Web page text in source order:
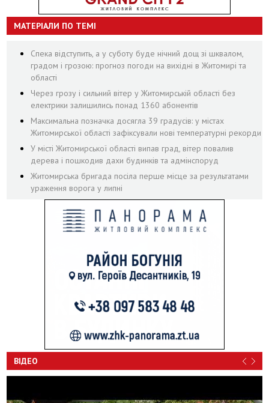
МАТЕРІАЛИ ПО ТЕМІ
Спека відступить, а у суботу буде нічний дощ зі шквалом,
градом і грозою: прогноз погоди на вихідні в Житомирі та
області
Через грозу і сильний вітер у Житомирській області без
електрики залишились понад 1360 абонентів
Максимальна позначка досягла 39 градусів: у містах
Житомирської області зафіксували нові температурні рекорди
У місті Житомирської області випав град, вітер повалив
дерева і пошкодив дахи будинків та адмінспоруд
Житомирська бригада посіла перше місце за результатами
ураження ворога у липні
ВІДЕО